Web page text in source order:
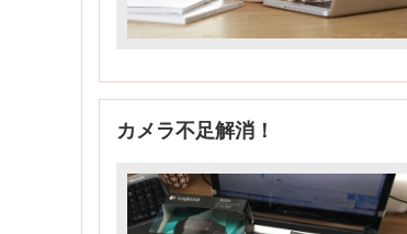
カメラ不足解消！